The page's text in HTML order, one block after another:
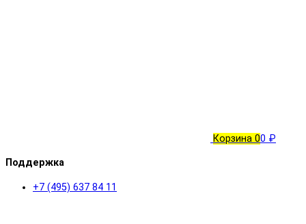
Корзина 00 ₽
Поддержка
+7 (495) 637 84 11